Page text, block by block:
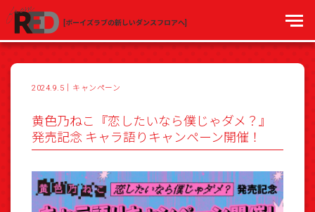
[ボーイズラブの新しいダンスフロアへ]
2024.9.5 キャンペーン
黄色乃ねこ『恋したいなら僕じゃダメ？』
発売記念 キャラ語りキャンペーン開催！